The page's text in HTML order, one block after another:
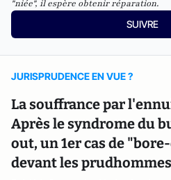
"niée", il espère obtenir réparation.
SUIVRE
JURISPRUDENCE EN VUE ?
La souffrance par
Après le syndrome du
out, un 1er cas de
devant les prudhommes